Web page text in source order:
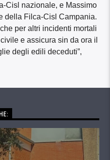
Cisl nazionale, e Massimo
della Filca-Cisl Campania.
per altri incidenti mortali
e assicura sin da ora il
degli edili deceduti”,